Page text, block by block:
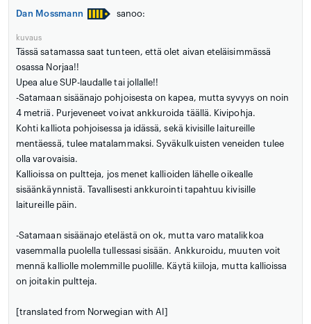
Dan Mossmann sanoo:
kuvaus
Tässä satamassa saat tunteen, että olet aivan eteläisimmässä
osassa Norjaa!!
Upea alue SUP-laudalle tai jollalle!!
-Satamaan sisäänajo pohjoisesta on kapea, mutta syvyys on noin
4 metriä. Purjeveneet voivat ankkuroida täällä. Kivipohja.
Kohti kalliota pohjoisessa ja idässä, sekä kivisille laitureille
mentäessä, tulee matalammaksi. Syväkulkuisten veneiden tulee
olla varovaisia.
Kallioissa on pultteja, jos menet kallioiden lähelle oikealle
sisäänkäynnistä. Tavallisesti ankkurointi tapahtuu kivisille
laitureille päin.
-Satamaan sisäänajo etelästä on ok, mutta varo matalikkoa
vasemmalla puolella tullessasi sisään. Ankkuroidu, muuten voit
mennä kalliolle molemmille puolille. Käytä kiiloja, mutta kallioissa
on joitakin pultteja.
[translated from Norwegian with AI]